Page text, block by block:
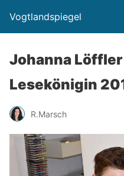
Vogtlandspiegel
Johanna
Lesekönigin
R.Marsch